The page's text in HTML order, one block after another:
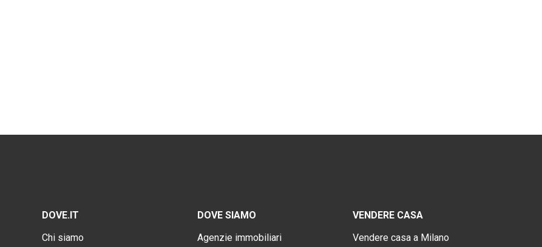
DOVE.IT
Chi siamo
DOVE SIAMO
Agenzie immobiliari
VENDERE CASA
Vendere casa a Milano